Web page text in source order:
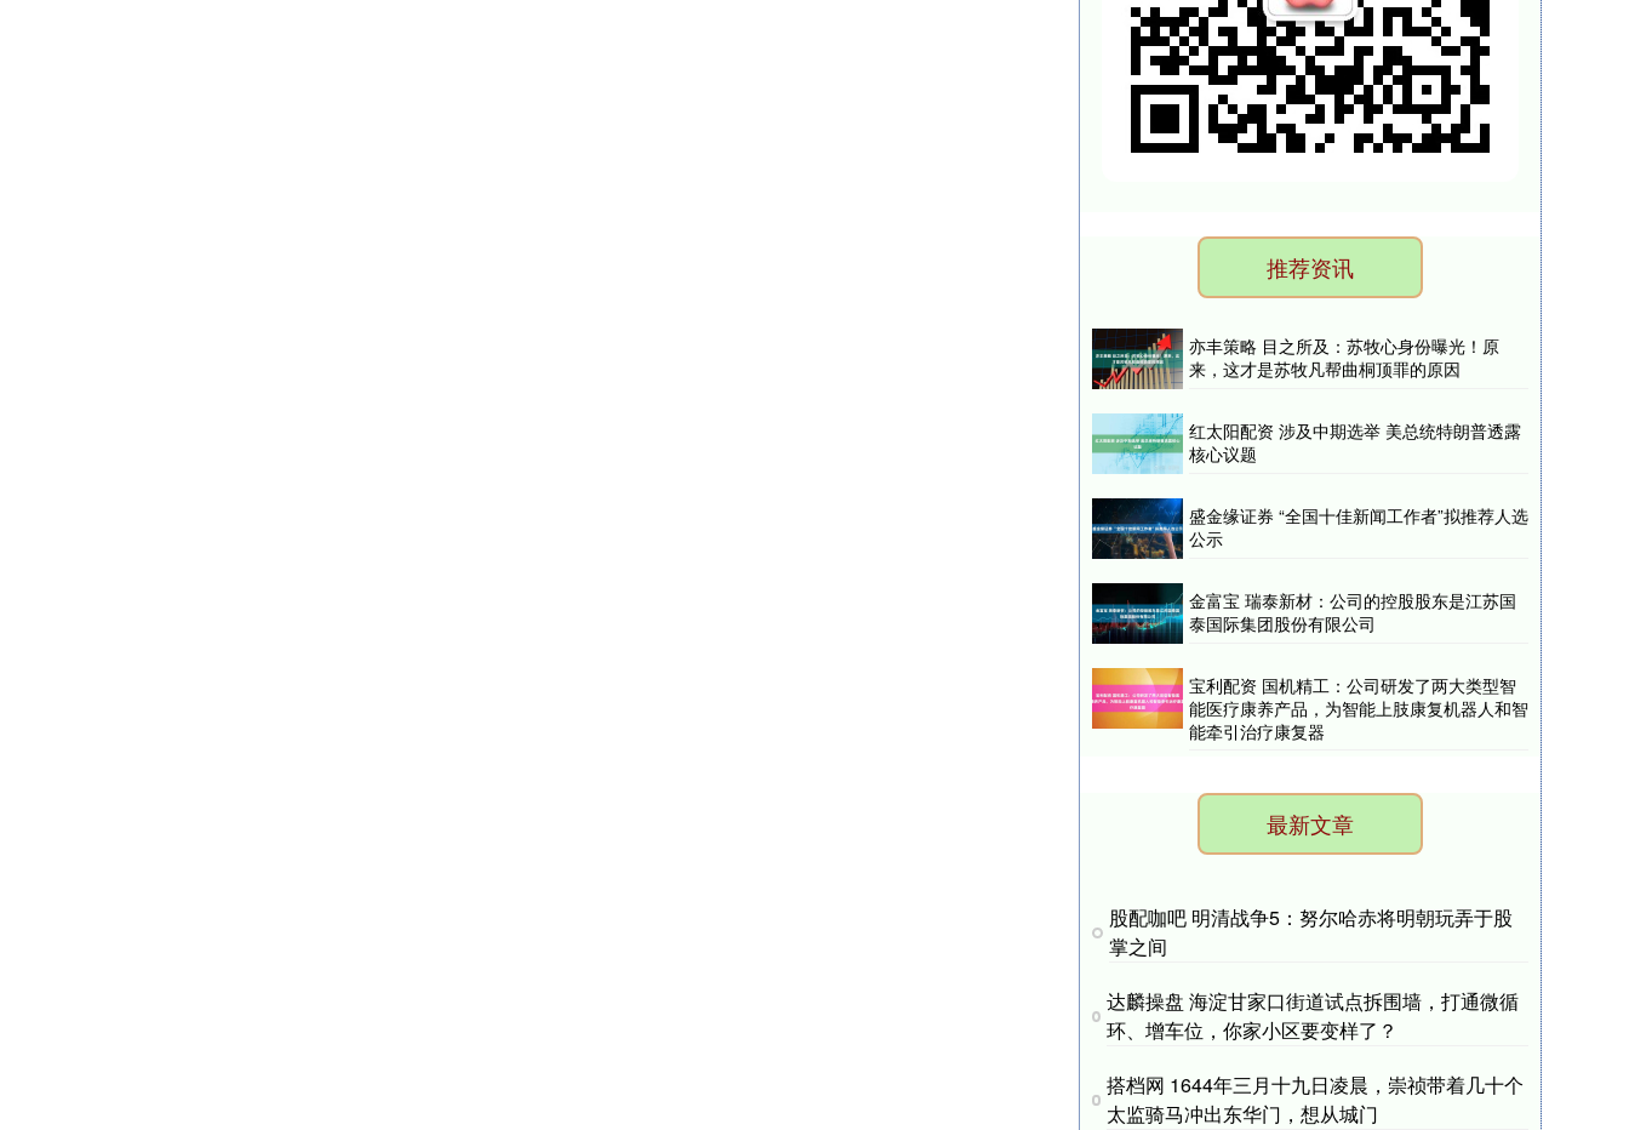
推荐资讯
亦丰策略 目之所及：苏牧心身份曝光！原
来，这才是苏牧凡帮曲桐顶罪的原因
红太阳配资 涉及中期选举 美总统特朗普透露
核心议题
盛金缘证券 “全国十佳新闻工作者”拟推荐人选
公示
金富宝 瑞泰新材：公司的控股股东是江苏国
泰国际集团股份有限公司
宝利配资 国机精工：公司研发了两大类型智
能医疗康养产品，为智能上肢康复机器人和智
能牵引治疗康复器
最新文章
股配咖吧 明清战争5：努尔哈赤将明朝玩弄于股
掌之间
达麟操盘 海淀甘家口街道试点拆围墙，打通微循
环、增车位，你家小区要变样了？
搭档网 1644年三月十九日凌晨，崇祯带着几十个
太监骑马冲出东华门，想从城门